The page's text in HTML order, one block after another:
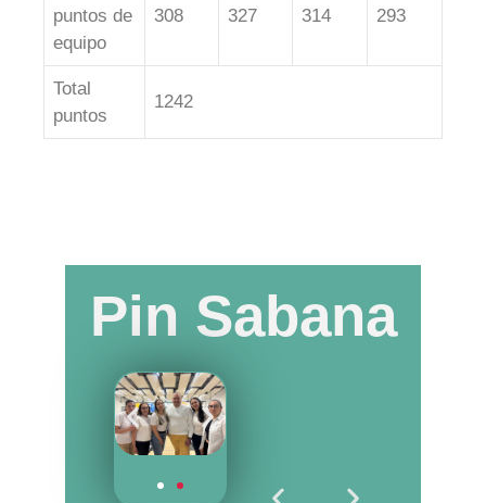
puntos de
equipo
308 327 314 293
Total
puntos
1242
Pin Sabana